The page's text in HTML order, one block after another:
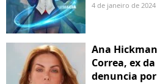
4 de janeiro de 2024
Ana
Correa, ex
denuncia